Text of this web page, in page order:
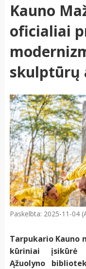
Kauno
oficialiai
skulptūrų
Paskelbta: 2025-11-04
Tarpukario Kauno
kūriniai įsikūrė
Ąžuolyno